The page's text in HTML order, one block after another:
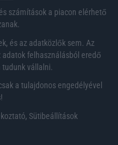
számítások a piacon elérhető
és az adatközlők sem. Az
felhasználásból eredő
vállalni.
a tulajdonos engedélyével
, Sütibeállítások